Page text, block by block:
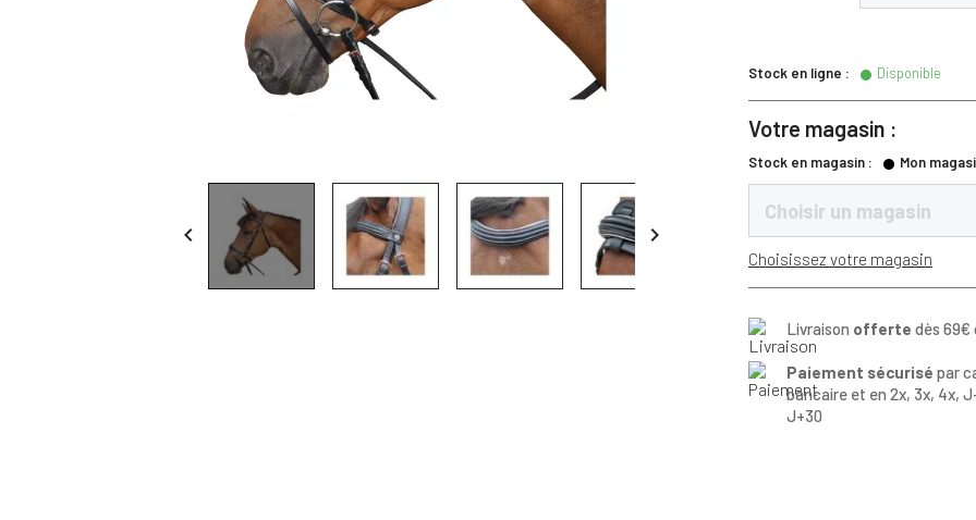
 
Stock en ligne : Disponible
Votre magasin :
Stock en magasin : Mon
Choisir un magasin
Choisissez votre magasin
Livraison offerte dès
Paiement sécurisé par
bancaire et en 2x, 3x, 4x,
J+30